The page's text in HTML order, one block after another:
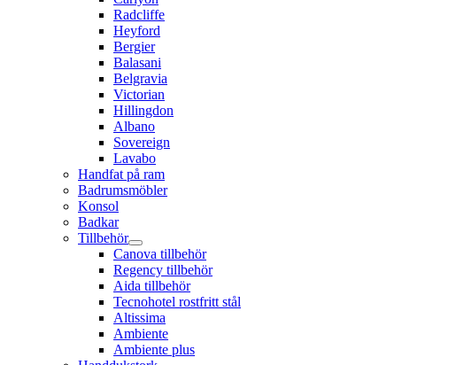
Radcliffe
Heyford
Bergier
Balasani
Belgravia
Victorian
Hillingdon
Albano
Sovereign
Lavabo
Handfat på ram
Badrumsmöbler
Konsol
Badkar
Tillbehör
Canova tillbehör
Regency tillbehör
Aida tillbehör
Tecnohotel rostfritt stål
Altissima
Ambiente
Ambiente plus